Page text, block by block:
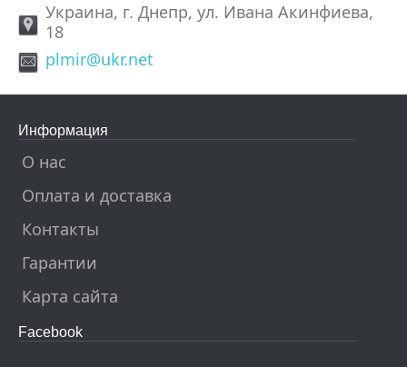
Украина, г. Днепр, ул. Ивана Акинфиева,
18
plmir@ukr.net
Информация
О нас
Оплата и доставка
Контакты
Гарантии
Карта сайта
Facebook